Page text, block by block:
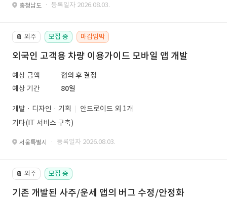
충청남도 · 등록일자 2026.08.03.
📔 외주 모집 중 마감임박
외국인 고객용 차량 이용가이드 모바일 앱 개발
예상 금액
협의 후 결정
예상 기간
80일
개발 · 디자인 · 기획
안드로이드 외 1개
기타(IT 서비스 구축)
서울특별시 · 등록일자 2026.08.03.
📔 외주 모집 중
기존 개발된 사주/운세 앱의 버그 수정/안정화